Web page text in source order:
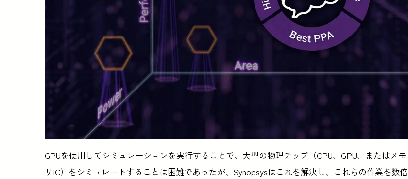
GPUを使用してシミュレーションを実行することで、大型の物理チップ（CPU、GPU、またはメモ
リIC）をシミュレートすることは困難であったが、Synopsysはこれを解決し、これらの作業を数倍